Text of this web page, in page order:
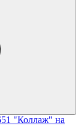
"Коллаж" на